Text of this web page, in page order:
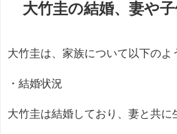
大竹圭の結婚、妻や
大竹圭は、家族について以下のよ
・結婚状況
大竹圭は結婚しており、妻と共に